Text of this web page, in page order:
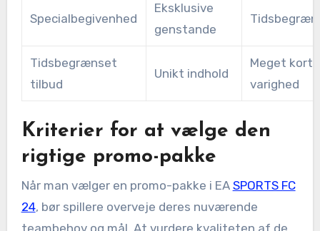
Specialbegivenhed
Eksklusive
genstande
Tidsbegrænset
tilbud
Unikt indhold
Meget kort
varighed
Kriterier for at vælge den
rigtige promo-pakke
Når man vælger en promo-pakke i EA SPORTS FC
24, bør spillere overveje deres nuværende
teambehov og mål. At vurdere kvaliteten af de